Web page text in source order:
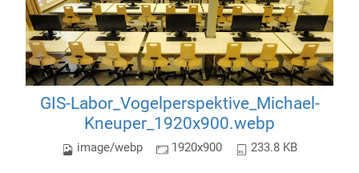
GIS-Labor_Vogelperspektive_Michael-
Kneuper_1920x900.webp
image/webp 1920x900 233.8 KB